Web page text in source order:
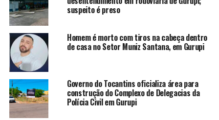
suspeito é preso
Homem é morto com tiros na cabeça dentro
de casa no Setor Muniz Santana, em Gurupi
Governo do Tocantins oficializa área para
construção do Complexo de Delegacias da
Polícia Civil em Gurupi